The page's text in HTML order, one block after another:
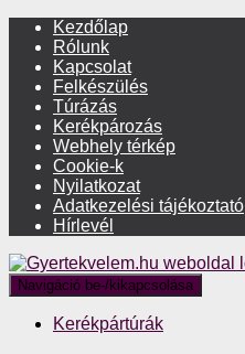
Kezdőlap
Rólunk
Kapcsolat
Felkészülés
Túrázás
Kerékpározás
Webhely térkép
Cookie-k
Nyilatkozat
Adatkezelési tájékoztató
Hírlevél
Navigáció be-/kikapcsolása
Kerékpártúrák